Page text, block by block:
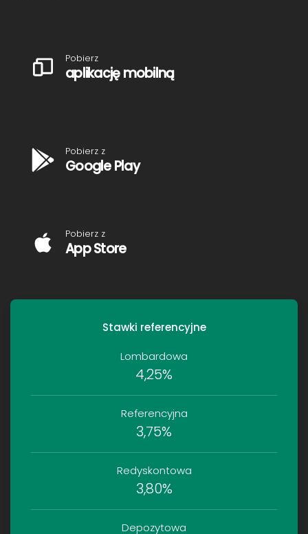
Pobierz
aplikację mobilną
Pobierz z
Google Play
Pobierz z
App Store
Stawki referencyjne
Lombardowa
4,25%
Referencyjna
3,75%
Redyskontowa
3,80%
Depozytowa